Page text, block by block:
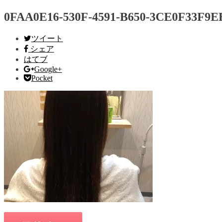
0FAA0E16-530F-4591-B650-
ツイート
シェア
はてブ
Google+
Pocket